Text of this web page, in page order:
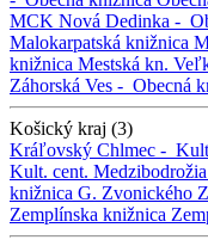
MCK Nová Dedinka -
Malokarpatská knižnica
knižnica Mestská kn.
Záhorská Ves - Obecná
Košický kraj (3)
Kráľovský Chlmec -
Kult. cent. Medzibodrožia
knižnica G. Zvonického
Zemplínska knižnica